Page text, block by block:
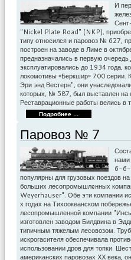
И
"Nickel Plate Road" (NKP),
типу относился и паровоз № 627,
построен на заводе в Лиме в
предназначались в первую
эксплуатировались до 1934 года,
локомотивы «Беркшир» 700 серии.
Эри энд Вестерн", они
которых, № 587, был выставлен на
Реставра­ционные работы велись в
Подробнее ...
Паровоз № 7
6-6-
популярны для грузовых поездов
больших лесопромышлeнных
Weyerhauser". Обе эти компании
х годах на Тихоокеанском
лесопромыш­ленной компании
изготовлен заводом Билдвина в
типичным тяжелым лесовозом.
искрогасителя обеспечивала
использовании дров для топки.
американских паровозах XX века,